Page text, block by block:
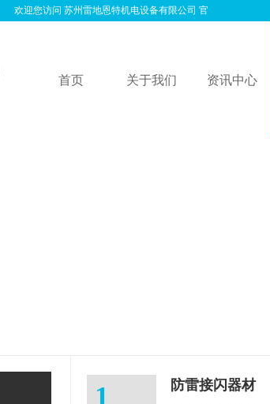
欢迎您访问 苏州雷地恩特机电设备有限公司 官网
首页 关于我们 资讯中心
1 防雷接闪器材